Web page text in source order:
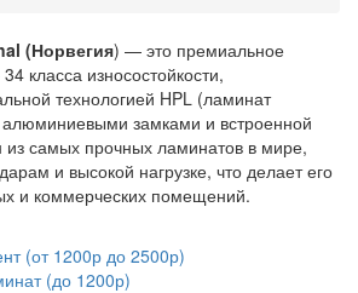
(Норвегия) — это премиальное
класса износостойкости,
технологией HPL (ламинат
алюминиевыми замками и встроенной
из самых прочных ламинатов в мире,
и высокой нагрузке, что делает его
и коммерческих помещений.
(от 1200р до 2500р)
(до 1200р)